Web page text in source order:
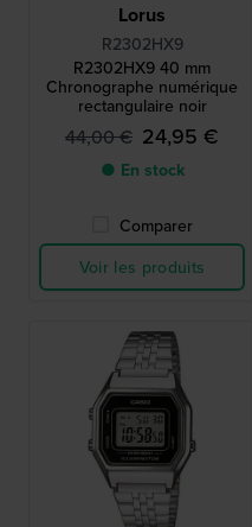
Lorus
R2302HX9
R2302HX9 40 mm
Chronographe numérique
rectangulaire noir
44,00 € 24,95 €
● En stock
Comparer
Voir les produits